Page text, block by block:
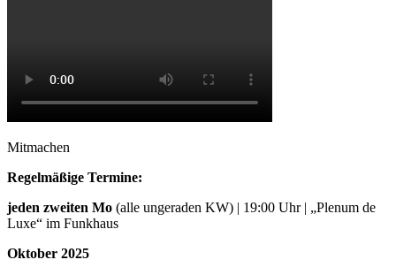
Mitmachen
Regelmäßige Termine:
jeden zweiten Mo (alle ungeraden KW) | 19:00 Uhr | „Plenum de
Luxe“ im Funkhaus
Oktober 2025